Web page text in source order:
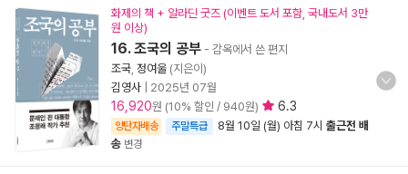
화제의 책 + 알라딘 굿즈 (이벤트 도서 포함, 국내도서 3만
원 이상)
16. 조국의 공부 - 감옥에서 쓴 편지
조국 정여울 (지은이)
김영사
2025년 07월
16,920원 (10% 할인 / 940원) 6.3
양탄자배송 주말특급 8월 10일 (월) 아침 7시 출근전 배
송 변경